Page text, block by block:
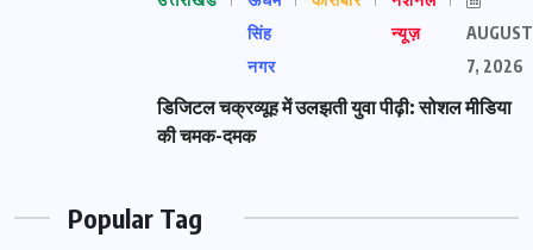
सिंह
नगर
न्यूज़
AUGUST
7, 2026
डिजिटल चक्रव्यूह में उलझती युवा पीढ़ी: सोशल मीडिया
की चमक-दमक
Popular Tag